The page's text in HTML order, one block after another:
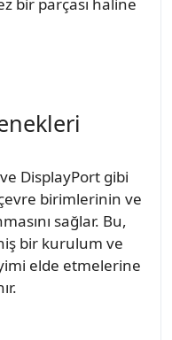
DisplayPort gibi
birimlerinin ve
sağlar. Bu,
bir kurulum ve
elde etmelerine